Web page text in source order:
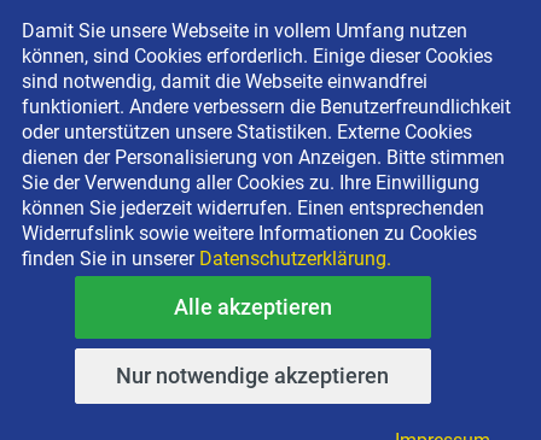
Drainage verlegen
Fassadenreinigung
Terrasse anlegen
Ladenbau
Impressum
Datenschutzerklärung
Newsletter-Anmeldung
Copyright © 2026 BEYER-Mietservice KG All rights reserved |
Kostenlose Miethotline 0800 092 99 70
Damit Sie unsere Webseite in vollem Umfang nutzen
können, sind Cookies erforderlich. Einige dieser Cookies
sind notwendig, damit die Webseite einwandfrei
funktioniert. Andere verbessern die Benutzerfreundlichkeit
oder unterstützen unsere Statistiken. Externe Cookies
dienen der Personalisierung von Anzeigen. Bitte stimmen
Sie der Verwendung aller Cookies zu. Ihre Einwilligung
können Sie jederzeit widerrufen. Einen entsprechenden
Widerrufslink sowie weitere Informationen zu Cookies
finden Sie in unserer Datenschutzerklärung.
Alle akzeptieren
Nur notwendige akzeptieren